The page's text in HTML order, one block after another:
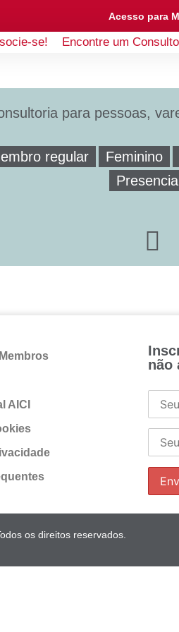
Acesso para
se! Encontre um
para pessoas,
regular Feminino
AICI
não
os direitos reservados.